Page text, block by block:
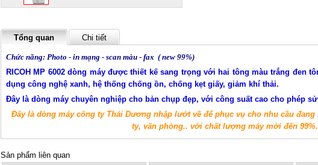
Tổng quan Chi tiết
Chức năng: Photo - in mạng - scan màu - fax ( new 99%)
RICOH MP 6002 dòng máy được thiết kế sang trọng với hai tông màu trắng đen
dụng công nghệ xanh, hệ thống chống ồn, chống kẹt giấy, giảm khí thải.
Đây là dòng máy chuyên nghiệp cho bản chụp đẹp, với công suất cao cho phép
Đây là dòng máy công ty Thái Dương nhập lướt về để phục vụ cho nhu cầu đang
ty, văn phòng.. với chất lượng máy mới đến 99%.
Sản phẩm liên quan